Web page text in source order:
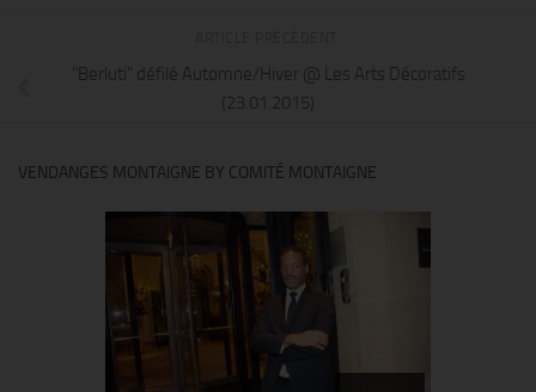
"Berluti" défilé Automne/Hiver @ Les Arts Décoratifs
(23.01.2015)
VENDANGES MONTAIGNE BY COMITÉ MONTAIGNE